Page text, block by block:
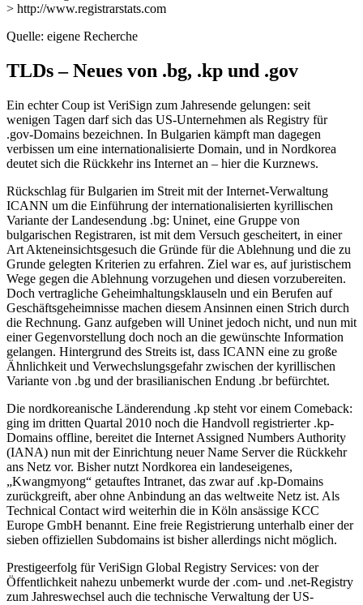
> http://www.registrarstats.com
Quelle: eigene Recherche
TLDs – Neues von .bg, .kp und .gov
Ein echter Coup ist VeriSign zum Jahresende gelungen: seit
wenigen Tagen darf sich das US-Unternehmen als Registry für
.gov-Domains bezeichnen. In Bulgarien kämpft man dagegen
verbissen um eine internationalisierte Domain, und in Nordkorea
deutet sich die Rückkehr ins Internet an – hier die Kurznews.
Rückschlag für Bulgarien im Streit mit der Internet-Verwaltung
ICANN um die Einführung der internationalisierten kyrillischen
Variante der Landesendung .bg: Uninet, eine Gruppe von
bulgarischen Registraren, ist mit dem Versuch gescheitert, in einer
Art Akteneinsichtsgesuch die Gründe für die Ablehnung und die zu
Grunde gelegten Kriterien zu erfahren. Ziel war es, auf juristischem
Wege gegen die Ablehnung vorzugehen und diesen vorzubereiten.
Doch vertragliche Geheimhaltungsklauseln und ein Berufen auf
Geschäftsgeheimnisse machen diesem Ansinnen einen Strich durch
die Rechnung. Ganz aufgeben will Uninet jedoch nicht, und nun mit
einer Gegenvorstellung doch noch an die gewünschte Information
gelangen. Hintergrund des Streits ist, dass ICANN eine zu große
Ähnlichkeit und Verwechslungsgefahr zwischen der kyrillischen
Variante von .bg und der brasilianischen Endung .br befürchtet.
Die nordkoreanische Länderendung .kp steht vor einem Comeback:
ging im dritten Quartal 2010 noch die Handvoll registrierter .kp-
Domains offline, bereitet die Internet Assigned Numbers Authority
(IANA) nun mit der Einrichtung neuer Name Server die Rückkehr
ans Netz vor. Bisher nutzt Nordkorea ein landeseigenes,
„Kwangmyong“ getauftes Intranet, das zwar auf .kp-Domains
zurückgreift, aber ohne Anbindung an das weltweite Netz ist. Als
Technical Contact wird weiterhin die in Köln ansässige KCC
Europe GmbH benannt. Eine freie Registrierung unterhalb einer der
sieben offiziellen Subdomains ist bisher allerdings nicht möglich.
Prestigeerfolg für VeriSign Global Registry Services: von der
Öffentlichkeit nahezu unbemerkt wurde der .com- und .net-Registry
zum Jahreswechsel auch die technische Verwaltung der US-